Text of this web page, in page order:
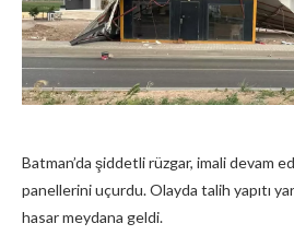
Batman’da şiddetli rüzgar, imali devam
panellerini uçurdu. Olayda talih yapıtı
hasar meydana geldi.